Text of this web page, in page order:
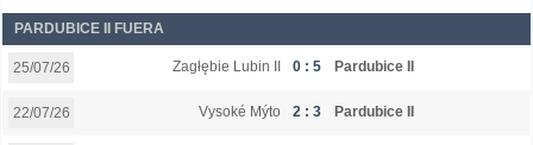
PARDUBICE II FUERA
25/07/26 Zagłębie Lubin II 0 : 5 Pardubice II
22/07/26 Vysoké Mýto 2 : 3 Pardubice II